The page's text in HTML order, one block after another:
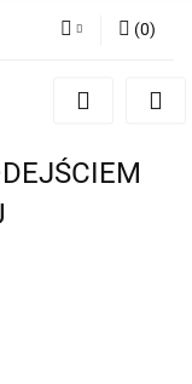
Zaloguj się
(0)